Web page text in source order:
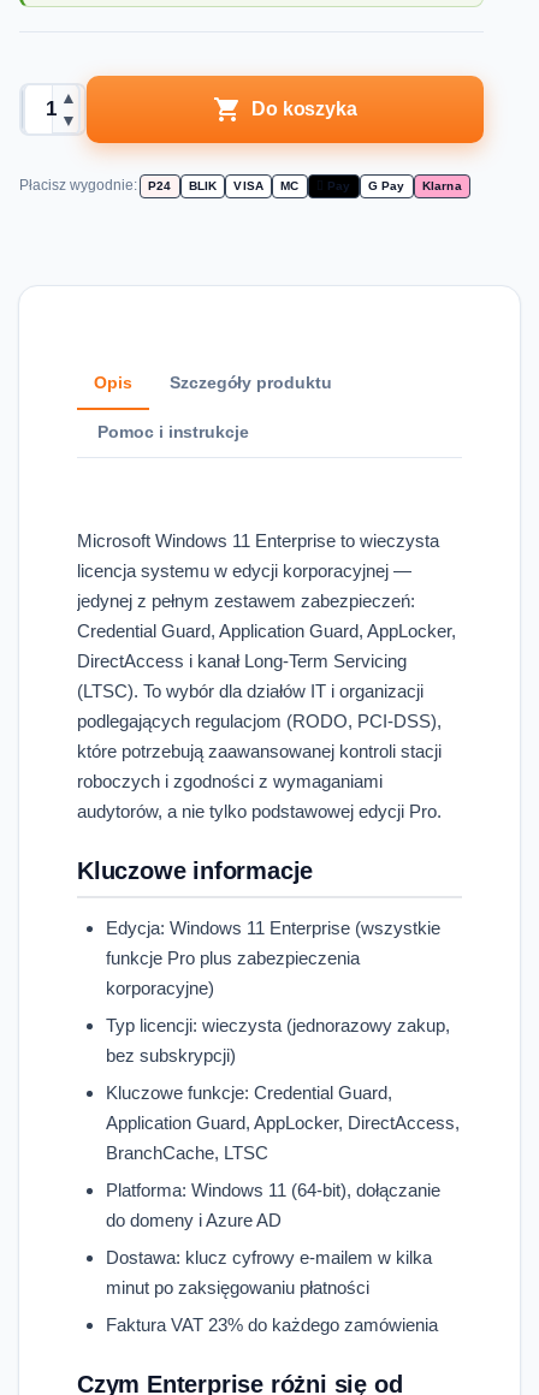
▲
▼
 Do koszyka
Płacisz wygodnie: P24 BLIK VISA MC  Pay G Pay Klarna
Opis Szczegóły produktu
Pomoc i instrukcje
Microsoft Windows 11 Enterprise to wieczysta
licencja systemu w edycji korporacyjnej —
jedynej z pełnym zestawem zabezpieczeń:
Credential Guard, Application Guard, AppLocker,
DirectAccess i kanał Long-Term Servicing
(LTSC). To wybór dla działów IT i organizacji
podlegających regulacjom (RODO, PCI-DSS),
które potrzebują zaawansowanej kontroli stacji
roboczych i zgodności z wymaganiami
audytorów, a nie tylko podstawowej edycji Pro.
Kluczowe informacje
Edycja: Windows 11 Enterprise (wszystkie
funkcje Pro plus zabezpieczenia
korporacyjne)
Typ licencji: wieczysta (jednorazowy zakup,
bez subskrypcji)
Kluczowe funkcje: Credential Guard,
Application Guard, AppLocker, DirectAccess,
BranchCache, LTSC
Platforma: Windows 11 (64-bit), dołączanie
do domeny i Azure AD
Dostawa: klucz cyfrowy e-mailem w kilka
minut po zaksięgowaniu płatności
Faktura VAT 23% do każdego zamówienia
Czym Enterprise różni się od